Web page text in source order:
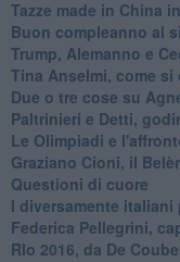
Tazze made in China
Buon compleanno al
Trump, Alemanno e
Tina Anselmi, come si
Due o tre cose su
Paltrinieri e Detti,
Le Olimpiadi e
Graziano Cioni, il
Questioni di cuore
I diversamente italiani
Federica Pellegrini,
RIo 2016, da De